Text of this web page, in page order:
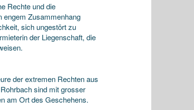
Rechte und die
engem Zusammenhang
sich ungestört zu
der Liegenschaft, die
der extremen Rechten aus
sind mit grosser
am Ort des Geschehens.